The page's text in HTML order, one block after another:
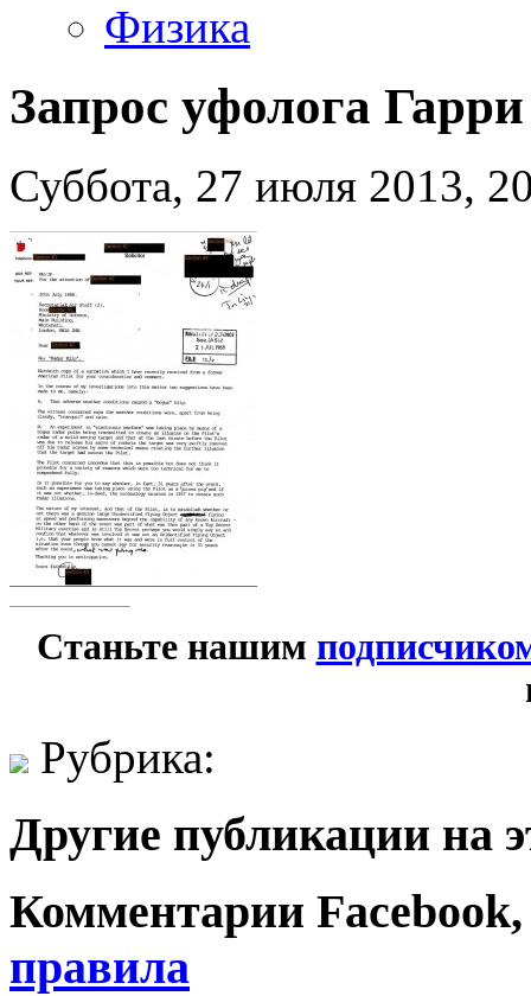
Физика
Запрос уфолога
Суббота, 27 июля 2013,
Станьте нашим
Рубрика:
Другие публикации на
Комментарии
правила